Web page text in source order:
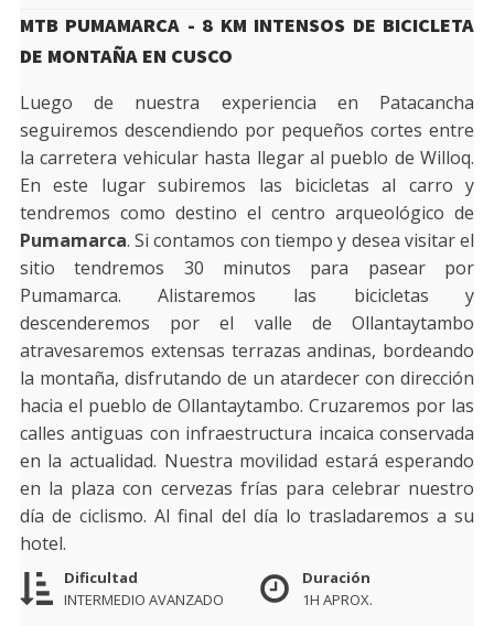
MTB PUMAMARCA - 8 KM INTENSOS DE BICICLETA
DE MONTAÑA EN CUSCO
Luego de nuestra experiencia en Patacancha
seguiremos descendiendo por pequeños cortes entre
la carretera vehicular hasta llegar al pueblo de Willoq.
En este lugar subiremos las bicicletas al carro y
tendremos como destino el centro arqueológico de
Pumamarca. Si contamos con tiempo y desea visitar el
sitio tendremos 30 minutos para pasear por
Pumamarca. Alistaremos las bicicletas y
descenderemos por el valle de Ollantaytambo
atravesaremos extensas terrazas andinas, bordeando
la montaña, disfrutando de un atardecer con dirección
hacia el pueblo de Ollantaytambo. Cruzaremos por las
calles antiguas con infraestructura incaica conservada
en la actualidad. Nuestra movilidad estará esperando
en la plaza con cervezas frías para celebrar nuestro
día de ciclismo. Al final del día lo trasladaremos a su
hotel.
Dificultad
INTERMEDIO AVANZADO
Duración
1H APROX.